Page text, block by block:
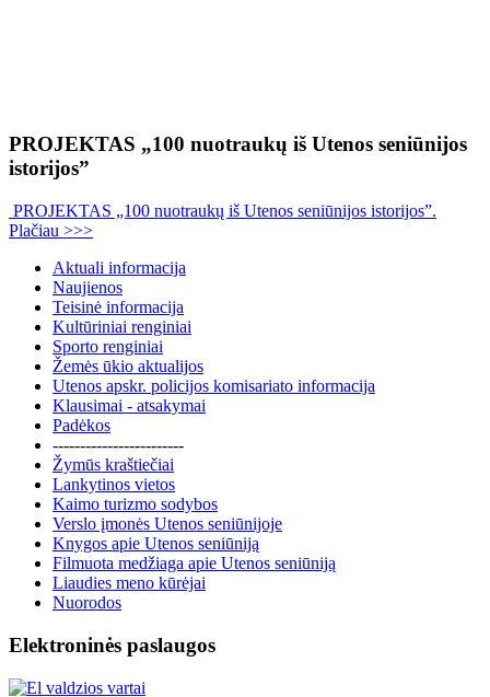
PROJEKTAS „100 nuotraukų iš Utenos seniūnijos
istorijos”
PROJEKTAS „100 nuotraukų iš Utenos seniūnijos istorijos”.
Plačiau >>>
Aktuali informacija
Naujienos
Teisinė informacija
Kultūriniai renginiai
Sporto renginiai
Žemės ūkio aktualijos
Utenos apskr. policijos komisariato informacija
Klausimai - atsakymai
Padėkos
------------------------
Žymūs kraštiečiai
Lankytinos vietos
Kaimo turizmo sodybos
Verslo įmonės Utenos seniūnijoje
Knygos apie Utenos seniūniją
Filmuota medžiaga apie Utenos seniūniją
Liaudies meno kūrėjai
Nuorodos
Elektroninės paslaugos